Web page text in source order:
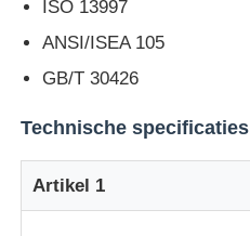
hardheidsmeetapparaat
ISO 13997
ANSI/ISEA 105
GB/T 30426
Technische specificaties
Artikel 1